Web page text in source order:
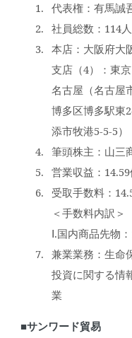
代表権：有馬誠
社員総数：114人
本店：大阪府大
支店（4）：東
名古屋（名古屋
博多区博多駅東
添市牧港5-5-5）
筆頭株主：山三
営業収益：
受取手数料：
＜手数料内訳＞
Ⅰ.国内商品先物
兼業業務：生命
投資に関する情
業
■サンワード貿易